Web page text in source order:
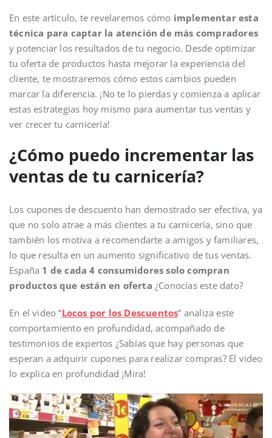
En este artículo, te revelaremos cómo implementar esta
técnica para captar la atención de más compradores
y potenciar los resultados de tu negocio. Desde optimizar
tu oferta de productos hasta mejorar la experiencia del
cliente, te mostraremos cómo estos cambios pueden
marcar la diferencia. ¡No te lo pierdas y comienza a aplicar
estas estrategias hoy mismo para aumentar tus ventas y
ver crecer tu carnicería!
¿Cómo puedo incrementar las
ventas de tu carnicería?
Los cupones de descuento han demostrado ser efectiva, ya
que no solo atrae a más clientes a tu carnicería, sino que
también los motiva a recomendarte a amigos y familiares,
lo que resulta en un aumento significativo de tus ventas.
España 1 de cada 4 consumidores solo compran
productos que están en oferta ¿Conocías este dato?
En el video “Locos por los Descuentos” analiza este
comportamiento en profundidad, acompañado de
testimonios de expertos ¿Sabías que hay personas que
esperan a adquirir cupones para realizar compras? El video
lo explica en profundidad ¡Mira!